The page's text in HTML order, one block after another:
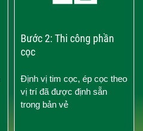
Bước 2: Thi công phần
cọc
Định vị tim cọc, ép cọc theo
vị trí đã được định sẵn
trong bản vẻ
›